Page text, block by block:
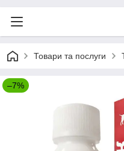
Товари та послуги
–7%